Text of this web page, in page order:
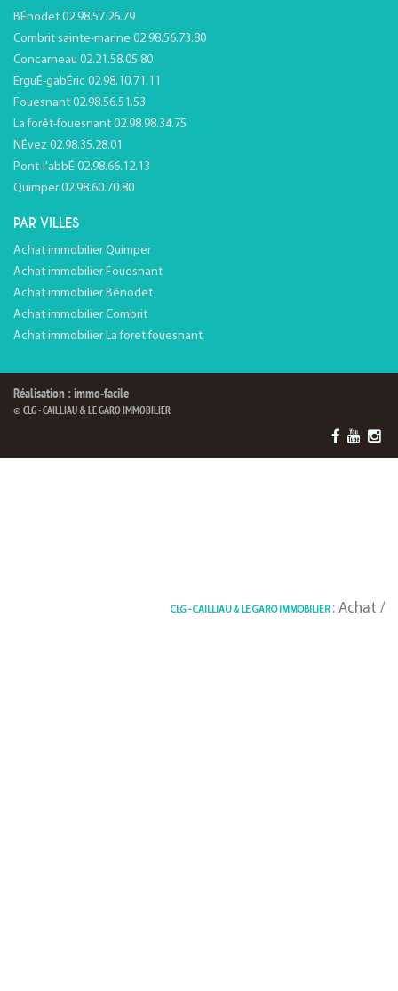
BÉnodet 02.98.57.26.79
Combrit sainte-marine 02.98.56.73.80
Concarneau 02.21.58.05.80
ErguÉ-gabÉric 02.98.10.71.11
Fouesnant 02.98.56.51.53
La forêt-fouesnant 02.98.98.34.75
NÉvez 02.98.35.28.01
Pont-l'abbÉ 02.98.66.12.13
Quimper 02.98.60.70.80
PAR VILLES
Achat immobilier Quimper
Achat immobilier Fouesnant
Achat immobilier Bénodet
Achat immobilier Combrit
Achat immobilier La foret fouesnant
Réalisation : immo-facile
© CLG - CAILLIAU & LE GARO IMMOBILIER
CLG - CAILLIAU & LE GARO IMMOBILIER: Achat / Vente